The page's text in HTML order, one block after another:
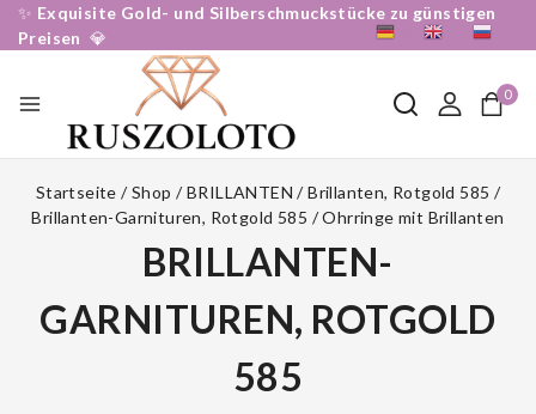
✨ Exquisite Gold- und Silberschmuckstücke zu günstigen
Preisen 💎
0
Startseite / Shop / BRILLANTEN / Brillanten, Rotgold 585 /
Brillanten-Garnituren, Rotgold 585 / Ohrringe mit Brillanten
BRILLANTEN-
GARNITUREN, ROTGOLD
585